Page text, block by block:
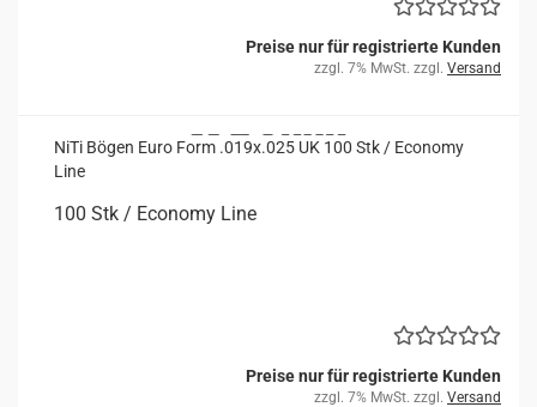
Preise nur für registrierte Kunden
zzgl. 7% MwSt. zzgl. Versand
NiTi Bögen Euro Form .019x.025 UK 100 Stk / Eco­no­my
Line
100 Stk / Eco­no­my Line
Preise nur für registrierte Kunden
zzgl. 7% MwSt. zzgl. Versand